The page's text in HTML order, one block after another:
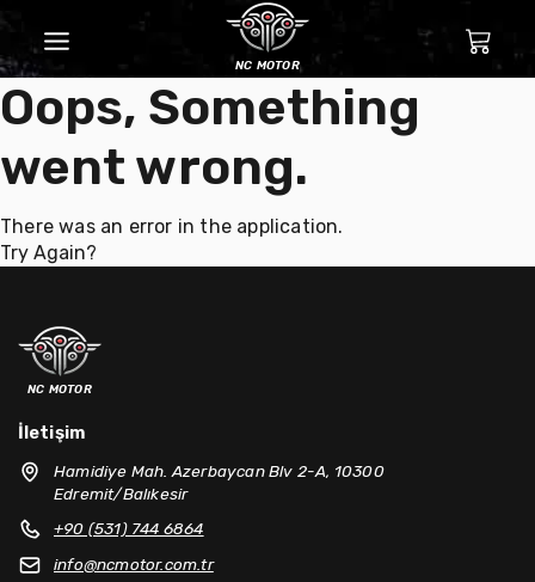
nc motor
Oops, Something
went wrong.
There was an error in the application.
Try Again?
nc motor
İletişim
Hamidiye Mah. Azerbaycan Blv 2-A, 10300
Edremit/Balıkesir
+90 (531) 744 6864
info@ncmotor.com.tr